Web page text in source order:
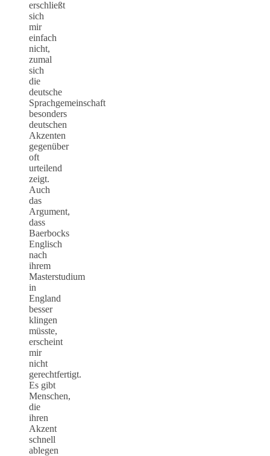
erschließt
sich
mir
einfach
nicht,
zumal
sich
die
deutsche
Sprachgemeinschaft
besonders
deutschen
Akzenten
gegenüber
oft
urteilend
zeigt.
Auch
das
Argument,
dass
Baerbocks
Englisch
nach
ihrem
Masterstudium
in
England
besser
klingen
müsste,
erscheint
mir
nicht
gerechtfertigt.
Es gibt
Menschen,
die
ihren
Akzent
schnell
ablegen